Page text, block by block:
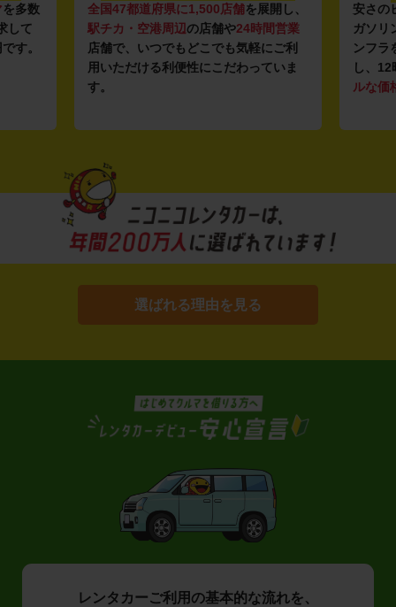
を多数
して
す。
全国47都道府県に1,500店舗を展開し、
駅チカ・空港周辺 の店舗や24時間営業
店舗で、いつでもどこでも気軽にご利
用いただける利便性にこだわっていま
す。
安さの
ガソリ
ンフラ
し、
ルな価
選ばれる理由を見る
レンタカーご利用の基本的な流れを、